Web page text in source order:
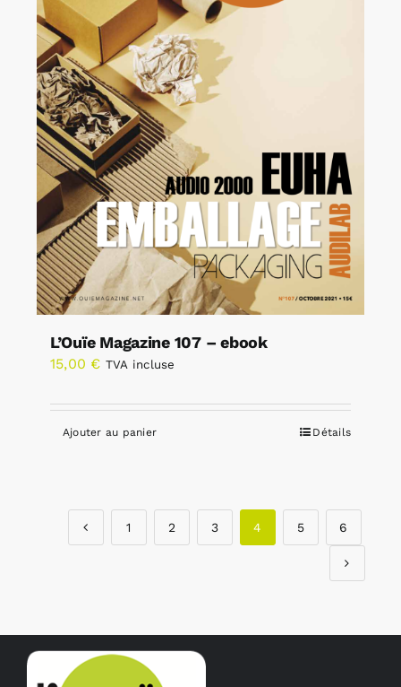
L’Ouïe Magazine 107 – ebook
15,00 € TVA incluse
Ajouter au panier Détails
1 2 3 4 5 6